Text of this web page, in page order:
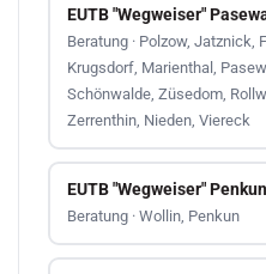
EUTB "Wegweiser"
Beratung · Polzow, Jatznick,
Krugsdorf, Marienthal,
Schönwalde, Züsedom,
Zerrenthin, Nieden, Viereck
EUTB "Wegweiser" Penkun
Beratung · Wollin, Penkun